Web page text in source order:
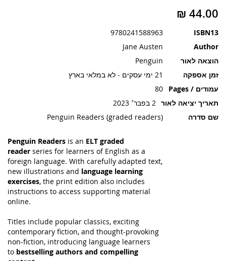
ISBN13
9780241588963
Author
Jane Austen
הוצאה לאור
Penguin
זמן אספקה
21 ימי עסקים - לא במלאי בארץ
עמודים / Pages
80
תאריך יציאה לאור 2 בפבר׳ 2023
שם סדרה
Penguin Readers (graded readers)
Penguin Readers is an ELT graded
reader series for learners of English as a
foreign language. With carefully adapted text,
new illustrations and language learning
exercises, the print edition also includes
instructions to access supporting material
online.
Titles include popular classics, exciting
contemporary fiction, and thought-provoking
non-fiction, introducing language learners
to bestselling authors and compelling